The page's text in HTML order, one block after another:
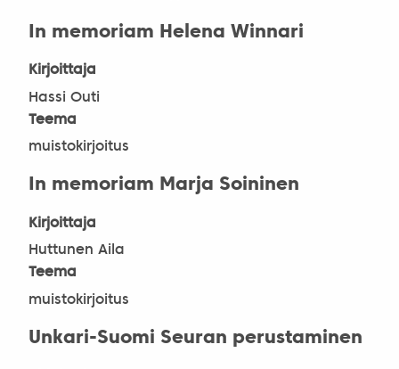
In memoriam Helena Winnari
Kirjoittaja
Hassi Outi
Teema
muistokirjoitus
In memoriam Marja Soininen
Kirjoittaja
Huttunen Aila
Teema
muistokirjoitus
Unkari-Suomi Seuran perustaminen